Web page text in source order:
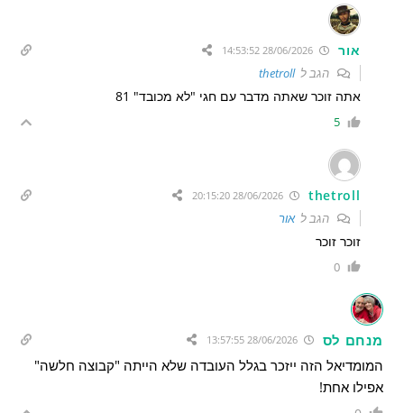
אור
הגב לthetroll
אתה זוכר שאתה מדבר עם חגי "לא מכובד" 81
5
thetroll
28/06/2026 20:15:20
הגב לאור
זוכר זוכר
0
מנחם לס 28/06/2026 13:57:55
המומדיאל הזה ייזכר בגלל העובדה שלא הייתה "קבוצה חלשה"
אפילו אחת!